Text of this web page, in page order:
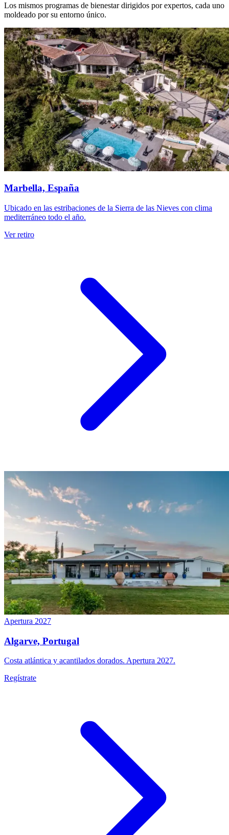
Los mismos programas de bienestar dirigidos por expertos, cada uno
moldeado por su entorno único.
Marbella, España
Ubicado en las estribaciones de la Sierra de las Nieves con clima
mediterráneo todo el año.
Ver retiro
Apertura 2027
Algarve, Portugal
Costa atlántica y acantilados dorados. Apertura 2027.
Regístrate